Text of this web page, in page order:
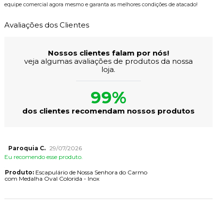
equipe comercial agora mesmo e garanta as melhores condições de atacado!
Avaliações dos Clientes
Nossos clientes falam por nós!
veja algumas avaliações de produtos da nossa
loja.
99%
dos clientes recomendam nossos produtos
Paroquia C. 29/07/2026
Eu recomendo esse produto.
Produto:Escapulário de Nossa Senhora do Carmo
com Medalha Oval Colorida - Inox